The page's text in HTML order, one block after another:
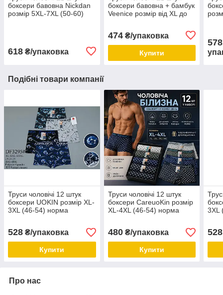
боксери бавовна Nickdan
розмір 5XL-7XL (50-60)
618 ₴/упаковка
боксери бавовна + бамбук
Veenice розмір від XL до
474₴/упаковка
Купити
Подібні товари компанії
Труси чоловічі 12 штук
боксери UOKIN розмір XL-
3XL (46-54) норма
528 ₴/упаковка
Купити
Труси чоловічі 12 штук
боксери CareuoKin розмір
XL-4XL (46-54) норма
480₴/упаковка
Купити
3XL
528
Про нас